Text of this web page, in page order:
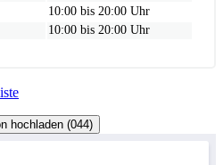
10:00 bis 20:00 Uhr
10:00 bis 20:00 Uhr
hochladen (044)